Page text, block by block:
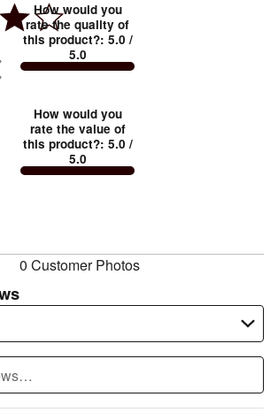
How would you
rate the quality of
this product?: 5.0 /
5.0
How would you
rate the value of
this product?: 5.0 /
5.0
0 Customer Photos